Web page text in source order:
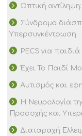
Οπτική
Σύνδρομο
Υπερσυγκέντρωση
PECS για
Έχει Το Παιδί
Αυτισμός και
Η Νευρολογία
Προσοχής και
Διαταραχή